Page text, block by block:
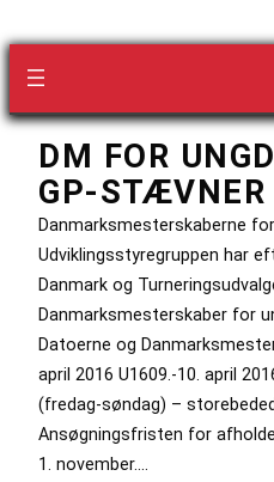
DM FOR
GP-
Danmarksmesterskaberne
Udviklingsstyregruppen har
Danmark og
Danmarksmesterskaber for
Datoerne og
april 2016 U1609.-10. april
(fredag-søndag) –
Ansøgningsfristen for
1. november.…